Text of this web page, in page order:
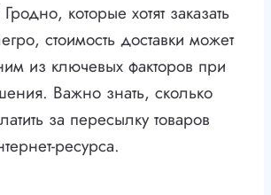
которые хотят заказать
стоимость доставки может
из ключевых факторов при
Важно знать, сколько
за пересылку товаров
ресурса.